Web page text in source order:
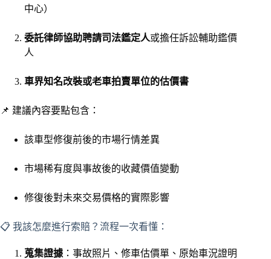
中心）
委託律師協助聘請司法鑑定人或擔任訴訟輔助鑑價
人
車界知名改裝或老車拍賣單位的估價書
📌 建議內容要點包含：
該車型修復前後的市場行情差異
市場稀有度與事故後的收藏價值變動
修復後對未來交易價格的實際影響
📋 我該怎麼進行索賠？流程一次看懂：
蒐集證據 ：事故照片、修車估價單、原始車況證明